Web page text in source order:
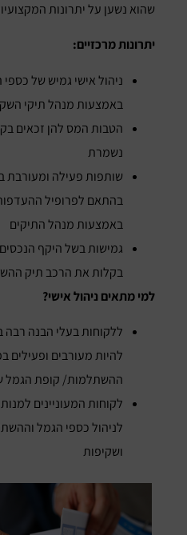
שהוא נשען על יתרונות
יתרונות מרכזיים:
ניהול אישי גמיש של
באמצעות מנהל תיקי
הטבות המס להן זכאים
נשמרת
שותפות פעילה ומעורבת
בהתאם לפרופיל
באמצעות מנהל התיקים
גמישות בשל היקף
בקלות את הרכב תיק
למי מתאים ניהול אישי?
ללקוחות בעלי הבנה רבה
להיות מעורבים ופעילים
ההשתלמות/ קופת הגמל
לקוחות המעוניינים
לניהול כספי הגמל
ושקיפות